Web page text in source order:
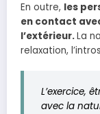
En outre, les
en contact
l’extérieur.La
relaxation,
L’exercice,
avec la